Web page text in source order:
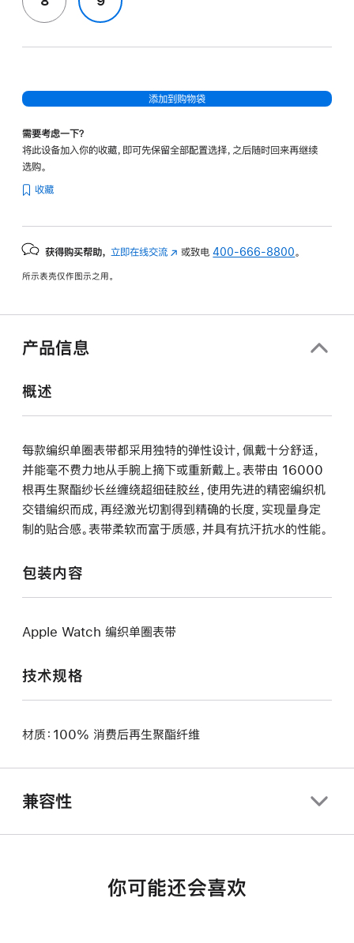
添加到购物袋
需要考虑一下？
将此设备加入你的收藏，即可先保留全部配置选择，之后随时回来再继续
选购。
收藏
获得购买帮助， 立即在线交流 (在
中
或致电400-666-8800 。
所示表壳仅作图示之用。
产品信息
概述
每款编织单圈表带都采用独特的弹性设计，佩戴十分舒适，
并能毫不费力地从手腕上摘下或重新戴上。表带由 16000
根再生聚酯纱长丝缠绕超细硅胶丝，使用先进的精密编织机
交错编织而成，再经激光切割得到精确的长度，实现量身定
制的贴合感。表带柔软而富于质感，并具有抗汗抗水的性能。
包装内容
Apple Watch 编织单圈表带
技术规格
材质：100% 消费后再生聚酯纤维
兼容性
你可能还会喜欢